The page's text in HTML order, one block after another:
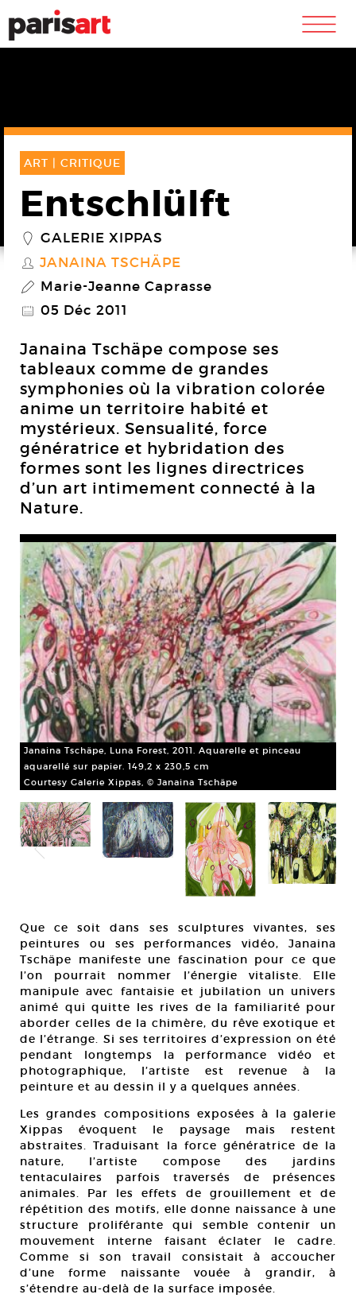
m
ART | CRITIQUE
Entschlülft
_ GALERIE XIPPAS
S JANAINA TSCHÄPE
P Marie-Jeanne Caprasse
@ 05 Déc 2011
Janaina Tschäpe compose ses
tableaux comme de grandes
symphonies où la vibration colorée
anime un territoire habité et
mystérieux. Sensualité, force
génératrice et hybridation des
formes sont les lignes directrices
d’un art intimement connecté à la
Nature.
Janaina Tschäpe, Luna Forest, 2011. Aquarelle et pinceau
aquarellé sur papier. 149,2 x 230,5 cm
Courtesy Galerie Xippas, © Janaina Tschäpe
Que ce soit dans ses sculptures vivantes, ses
peintures ou ses performances vidéo, Janaina
Tschäpe manifeste une fascination pour ce que
l’on pourrait nommer l’énergie vitaliste. Elle
manipule avec fantaisie et jubilation un univers
animé qui quitte les rives de la familiarité pour
aborder celles de la chimère, du rêve exotique et
de l’étrange. Si ses territoires d’expression on été
pendant longtemps la performance vidéo et
photographique, l’artiste est revenue à la
peinture et au dessin il y a quelques années.
Les grandes compositions exposées à la galerie
Xippas évoquent le paysage mais restent
abstraites. Traduisant la force génératrice de la
nature, l’artiste compose des jardins
tentaculaires parfois traversés de présences
animales. Par les effets de grouillement et de
répétition des motifs, elle donne naissance à une
structure proliférante qui semble contenir un
mouvement interne faisant éclater le cadre.
Comme si son travail consistait à accoucher
d’une forme naissante vouée à grandir, à
s’étendre au-delà de la surface imposée.